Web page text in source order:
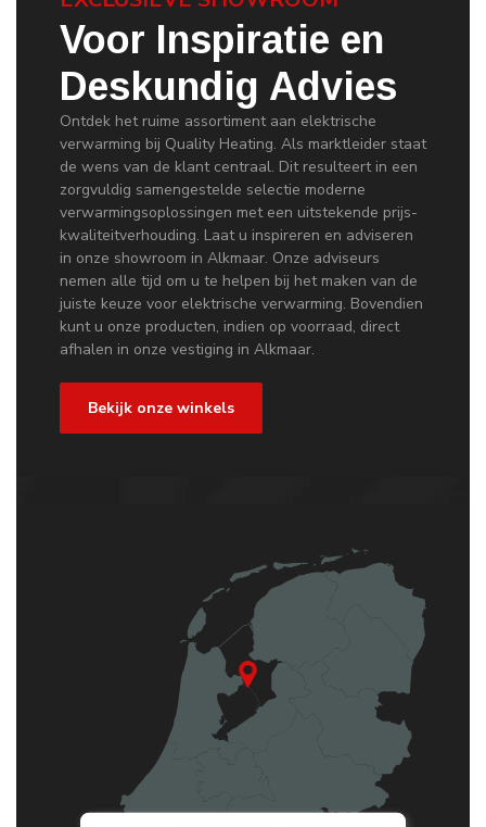
Voor Inspiratie en
Deskundig Advies
Ontdek het ruime assortiment aan elektrische
verwarming bij Quality Heating. Als marktleider staat
de wens van de klant centraal. Dit resulteert in een
zorgvuldig samengestelde selectie moderne
verwarmingsoplossingen met een uitstekende prijs-
kwaliteitverhouding. Laat u inspireren en adviseren
in onze showroom in Alkmaar. Onze adviseurs
nemen alle tijd om u te helpen bij het maken van de
juiste keuze voor elektrische verwarming. Bovendien
kunt u onze producten, indien op voorraad, direct
afhalen in onze vestiging in Alkmaar.
Bekijk onze winkels